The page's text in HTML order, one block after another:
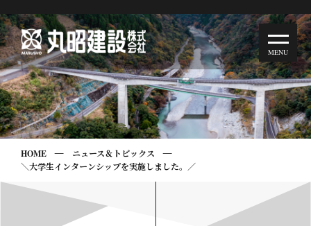
HOME
ニュース＆トピックス
＼大学生インターンシップを実施しました。／